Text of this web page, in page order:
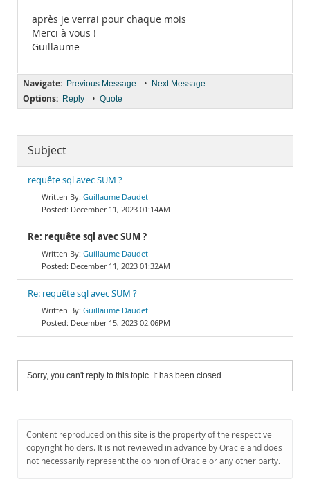
après je verrai pour chaque mois
Merci à vous !
Guillaume
Navigate: Previous Message • Next Message
Options: Reply • Quote
Subject
requête sql avec SUM ?
Guillaume Daudet
December 11, 2023 01:14AM
Re: requête sql avec SUM ?
Guillaume Daudet
December 11, 2023 01:32AM
Re: requête sql avec SUM ?
Guillaume Daudet
December 15, 2023 02:06PM
Sorry, you can't reply to this topic. It has been closed.
Content reproduced on this site is the property of the respective
copyright holders. It is not reviewed in advance by Oracle and does
not necessarily represent the opinion of Oracle or any other party.